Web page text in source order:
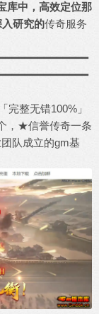
库中，高效定位那
研究的传奇服务
整无错100%」
，★信誉传奇一条
队成立的gm基